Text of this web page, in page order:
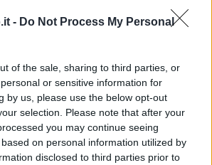
- Do Not Process My Personal
of the sale, sharing to third parties, or
or sensitive information for
by us, please use the below opt-out
selection. Please note that after your
you may continue seeing
on personal information utilized by
disclosed to third parties prior to
—Stavolta ha vinto il Coronavirus
ora fanonna Rosina, la 78enne di
presso l’ospedale di Arezzo: per lei
fuori dal presidio sanitario del San Donato
scritto “non mollare”.